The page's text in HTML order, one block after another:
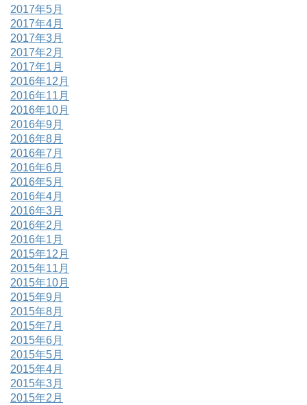
2017年5月
2017年4月
2017年3月
2017年2月
2017年1月
2016年12月
2016年11月
2016年10月
2016年9月
2016年8月
2016年7月
2016年6月
2016年5月
2016年4月
2016年3月
2016年2月
2016年1月
2015年12月
2015年11月
2015年10月
2015年9月
2015年8月
2015年7月
2015年6月
2015年5月
2015年4月
2015年3月
2015年2月